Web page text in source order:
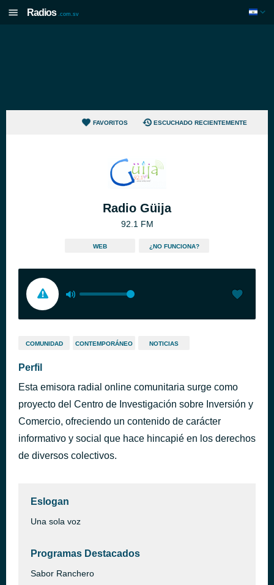
Radios .com.sv
FAVORITOS ESCUCHADO RECIENTEMENTE
Radio Güija
92.1 FM
WEB ¿NO FUNCIONA?
COMUNIDAD CONTEMPORÁNEO NOTICIAS
Perfil
Esta emisora radial online comunitaria surge como
proyecto del Centro de Investigación sobre Inversión y
Comercio, ofreciendo un contenido de carácter
informativo y social que hace hincapié en los derechos
de diversos colectivos.
Eslogan
Una sola voz
Programas Destacados
Sabor Ranchero